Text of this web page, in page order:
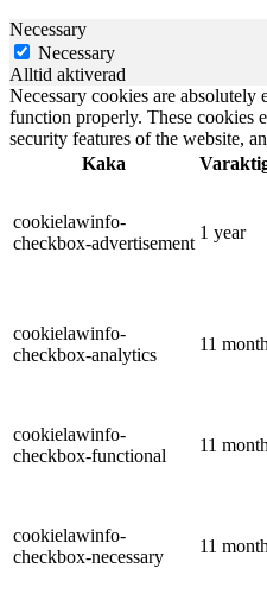
Necessary
Necessary
Alltid aktiverad
Necessary cookies are absolutely
function properly. These cookies
security features of the website,
Kaka
cookielawinfo-
checkbox-advertisement
1 year
cookielawinfo-
checkbox-analytics
11
cookielawinfo-
checkbox-functional
11
cookielawinfo-
checkbox-necessary
11